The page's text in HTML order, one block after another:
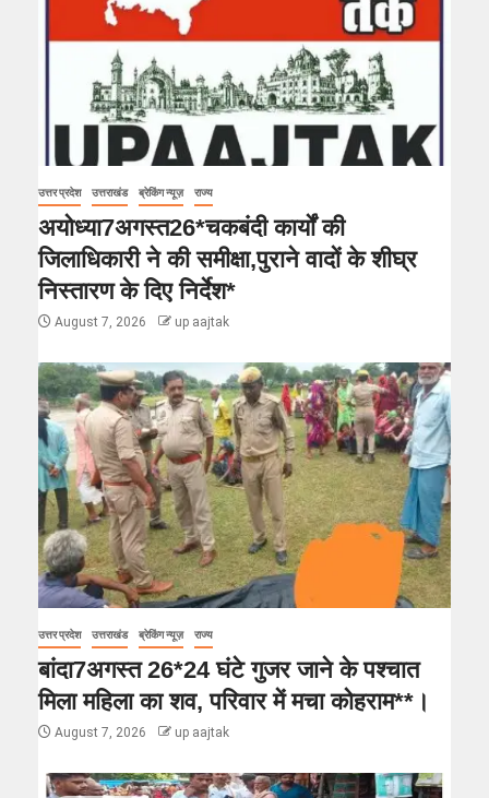
उत्तर प्रदेश उत्तराखंड ब्रेकिंग न्यूज़ राज्य
अयोध्या7अगस्त26*चकबंदी कार्यों की
जिलाधिकारी ने की समीक्षा,पुराने वादों के शीघ्र
निस्तारण के दिए निर्देश*
August 7, 2026 up aajtak
उत्तर प्रदेश उत्तराखंड ब्रेकिंग न्यूज़ राज्य
बांदा7अगस्त 26*24 घंटे गुजर जाने के पश्चात
मिला महिला का शव, परिवार में मचा कोहराम**।
August 7, 2026 up aajtak